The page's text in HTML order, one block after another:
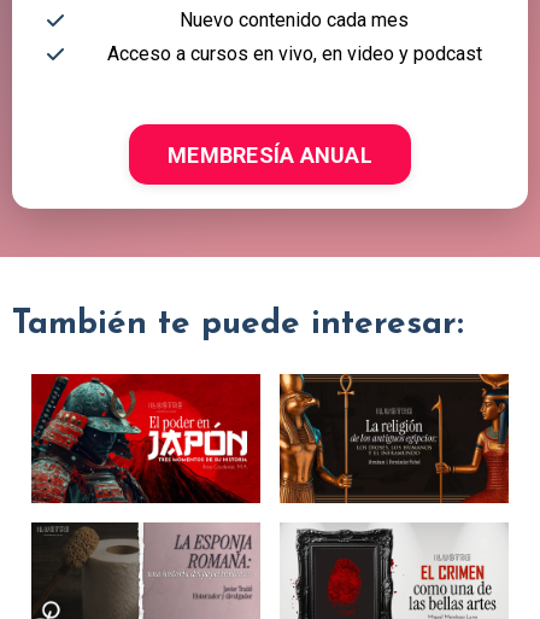
Nuevo contenido cada mes
Acceso a cursos en vivo, en video y podcast
MEMBRESÍA ANUAL
También te puede interesar: